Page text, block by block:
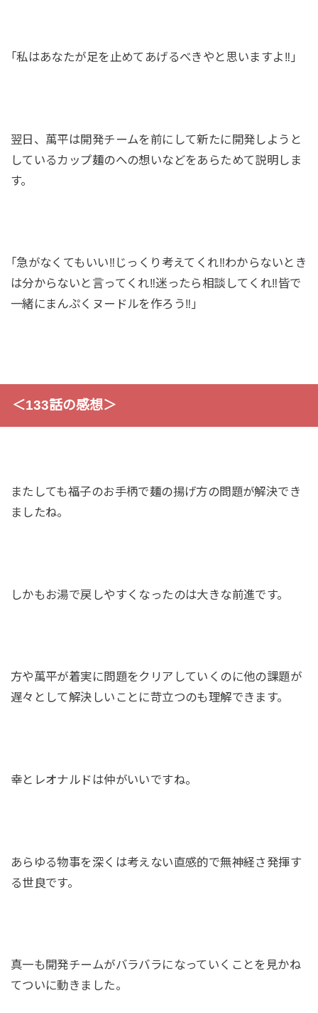
｢私はあなたが足を止めてあげるべきやと思いますよ‼｣
翌日、萬平は開発チームを前にして新たに開発しようと
しているカップ麺のへの想いなどをあらためて説明しま
す。
｢急がなくてもいい‼じっくり考えてくれ‼わからないとき
は分からないと言ってくれ‼迷ったら相談してくれ‼皆で
一緒にまんぷくヌードルを作ろう‼｣
＜133話の感想＞
またしても福子のお手柄で麺の揚げ方の問題が解決でき
ましたね。
しかもお湯で戻しやすくなったのは大きな前進です。
方や萬平が着実に問題をクリアしていくのに他の課題が
遅々として解決しいことに苛立つのも理解できます。
幸とレオナルドは仲がいいですね。
あらゆる物事を深くは考えない直感的で無神経さ発揮す
る世良です。
真一も開発チームがバラバラになっていくことを見かね
てついに動きました。